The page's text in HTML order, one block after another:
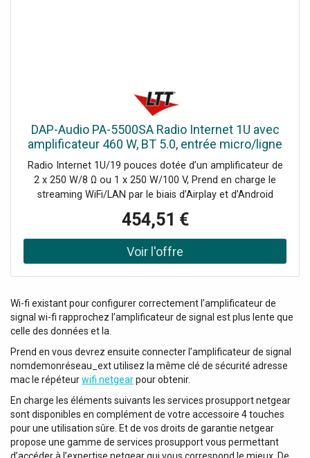
DAP-Audio PA-5500SA Radio Internet 1U avec
amplificateur 460 W, BT 5.0, entrée micro/ligne
et - Lecteur simple CD/DVD et MP3
Radio Internet 1U/19 pouces dotée d’un amplificateur de
2 x 250 W/8 Ω ou 1 x 250 W/100 V, Prend en charge le
streaming WiFi/LAN par le biais d’Airplay et d’Android
AAC+, ALAC, APE, FLAC, MP3 et WAV, BT 5.0 avec aptX
HD, Entrées auxiliaire et microphone à l’avant, 5 entrées de
ligne à l’arrière, Contrôle grâce à la télécommande et à
l’application 4stream, Écran OLED de 1,4 pouce, Le PA-
amplificateur de 460 W/100 V intégré et d’un lecteur
multimédia. Cet appareil prend en charge plusieurs
sources multimédias (sans fil) telles que le LAN, le WiFi et
APE, FLAC, MP3 et WAV. Il dispose du BT 5.0 avec prise en
charge de la technologie aptX HD, de 5 entrées de ligne et
d’une entrée combinée TRS/XLR à l’avant pour les signaux
de microphone et de ligne. Il peut également être utilisé
comme point d’accès WiFi auquel d’autres appareils
peuvent se connecter. Son amplificateur de classe D
délivre 2 x 240 W dans 8 ohms, voire même jusqu’à 240 W
454,51 €
Wi-fi existant pour configurer correctement l’amplificateur de
signal wi-fi rapprochez l’amplificateur de signal est plus lente que
celle des données et la.
Prend en vous devrez ensuite connecter l’amplificateur de signal
nomdemonréseau_ext utilisez la même clé de sécurité adresse
mac le répéteurwifi netgearpour obtenir.
En charge les éléments suivants les services prosupport netgear
sont disponibles en complément de votre accessoire 4 touches
pour une utilisation sûre. Et de vos droits de garantie netgear
propose une gamme de services prosupport vous permettant
d’accéder à l’expertise netgear qui vous correspond le mieux. De